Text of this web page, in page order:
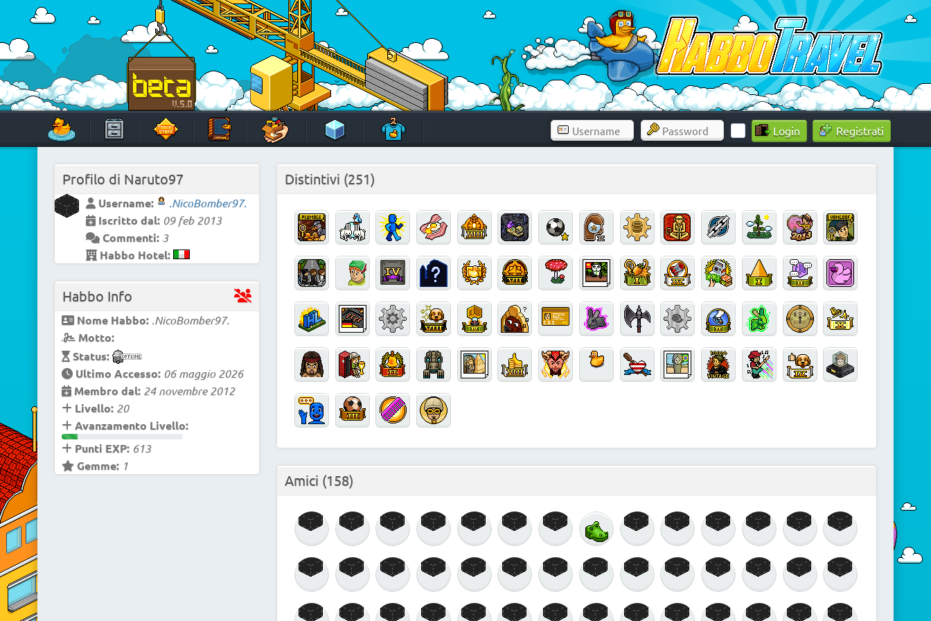
content
HabboTravel
Un viaggio di pixel!
Registrati
Profilo di Naruto97
Username:
.NicoBomber97.
Iscritto dal: 09 feb 2013
Commenti: 3
Habbo Hotel:
Habbo Info
Nome Habbo: .NicoBomber97.
Motto:
Status:
Ultimo Accesso: 06 maggio 2026
Membro dal: 24 novembre 2012
Livello: 20
Avanzamento Livello:
Punti EXP: 613
Gemme: 1
Distintivi (251)
Amici (158)